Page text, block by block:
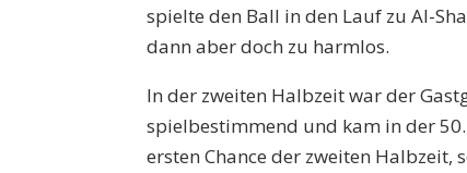
spielte den Ball in den Lauf zu Al-
dann aber doch zu harmlos.
In der zweiten Halbzeit war der
spielbestimmend und kam in der
ersten Chance der zweiten Halbzeit,